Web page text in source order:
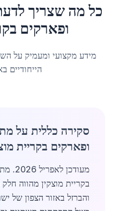
כל מה שצריך
ופארקים ב
מידע מקצועי ומעמיק על
הייחודיים
סקירה כללית על
ופארקים בקריית
בקריית מוצקין מהווה
והברזל באזור הצפון של